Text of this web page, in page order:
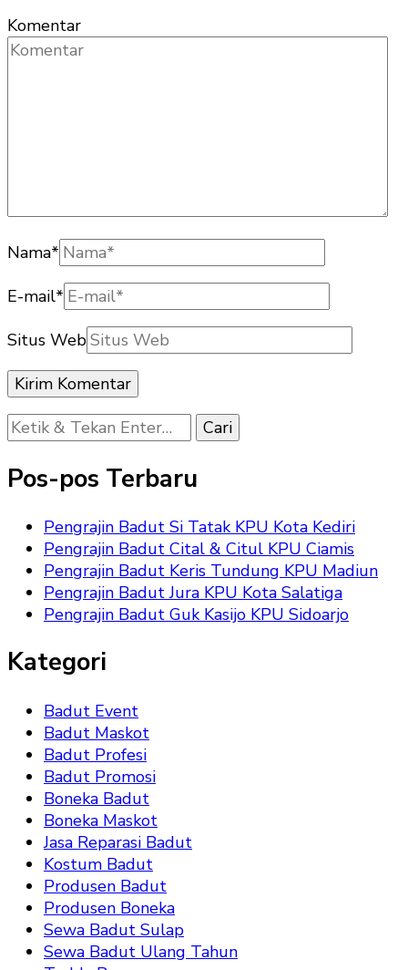
Komentar
Nama*
E-mail*
Situs Web
Mencari
Sesuatu?
Pos-pos Terbaru
Pengrajin Badut Si Tatak KPU Kota Kediri
Pengrajin Badut Cital & Citul KPU Ciamis
Pengrajin Badut Keris Tundung KPU Madiun
Pengrajin Badut Jura KPU Kota Salatiga
Pengrajin Badut Guk Kasijo KPU Sidoarjo
Kategori
Badut Event
Badut Maskot
Badut Profesi
Badut Promosi
Boneka Badut
Boneka Maskot
Jasa Reparasi Badut
Kostum Badut
Produsen Badut
Produsen Boneka
Sewa Badut Sulap
Sewa Badut Ulang Tahun